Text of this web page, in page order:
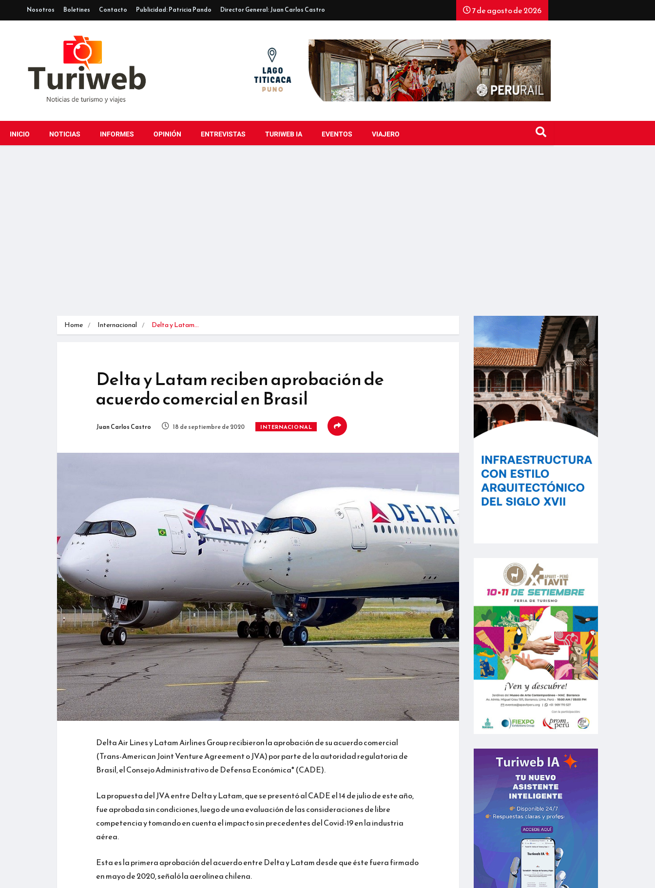
Nosotros Boletines Contacto Publicidad: Patricia Pando Director General: Juan Carlos Castro 7 de agosto de 2026
INICIO NOTICIAS INFORMES OPINIÓN ENTREVISTAS TURIWEB IA EVENTOS VIAJERO
Home Internacional Delta y Latam…
Delta y Latam reciben aprobación de
acuerdo comercial en Brasil
Juan Carlos Castro 18 de septiembre de 2020 INTERNACIONAL
Delta Air Lines y Latam Airlines Group recibieron la aprobación de su acuerdo comercial
(Trans-American Joint Venture Agreement o JVA) por parte de la autoridad regulatoria de
Brasil, el Consejo Administrativo de Defensa Económica* (CADE).
La propuesta del JVA entre Delta y Latam, que se presentó al CADE el 14 de julio de este año,
fue aprobada sin condiciones, luego de una evaluación de las consideraciones de libre
competencia y tomando en cuenta el impacto sin precedentes del Covid-19 en la industria
aérea.
Esta es la primera aprobación del acuerdo entre Delta y Latam desde que éste fuera firmado
en mayo de 2020, señaló la aerolínea chilena.